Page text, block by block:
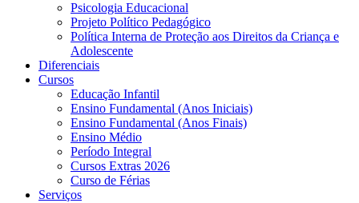
Psicologia Educacional
Projeto Político Pedagógico
Política Interna de Proteção aos Direitos da Criança e
Adolescente
Diferenciais
Cursos
Educação Infantil
Ensino Fundamental (Anos Iniciais)
Ensino Fundamental (Anos Finais)
Ensino Médio
Período Integral
Cursos Extras 2026
Curso de Férias
Serviços